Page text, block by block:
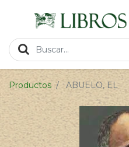
Productos ABUELO, EL